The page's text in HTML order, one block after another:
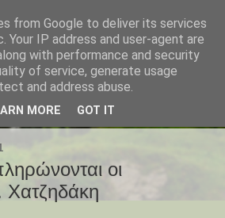
οι
Χατζηδάκη
from Google to deliver its services
Your IP address and user-agent are
with performance and security
of service, generate usage
and address abuse.
MORE GOT IT